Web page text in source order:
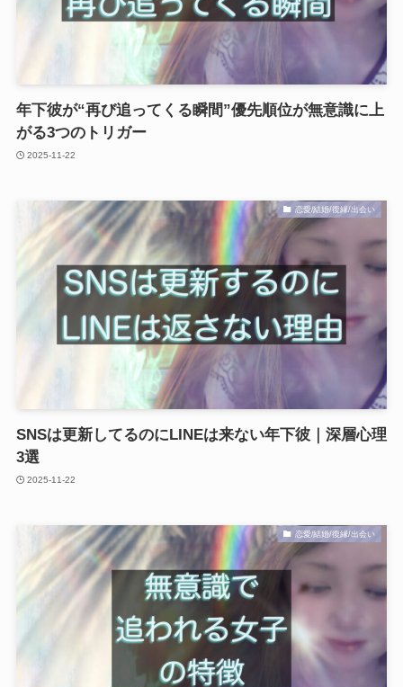
年下彼が“再び追ってくる瞬間”優先順位が無意識に上
がる3つのトリガー
2025-11-22
恋愛/結婚/復縁/出会い
SNSは更新してるのにLINEは来ない年下彼｜深層心理
3選
2025-11-22
恋愛/結婚/復縁/出会い